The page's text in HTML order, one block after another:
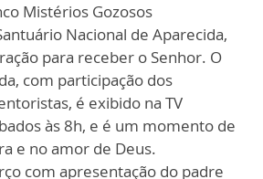
Mistérios Gozosos
Nacional de Aparecida,
para receber o Senhor. O
com participação dos
é exibido na TV
às 8h, e é um momento de
e no amor de Deus.
com apresentação do padre